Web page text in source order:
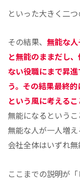
といった大きく二つ
その結果、 無能な
と無能のままだし
ない役職にまで昇
う。その結果最終
という風に考えるこ
無能になるという
無能な人が一人増
会社全体はいずれ無
ここまでの説明が